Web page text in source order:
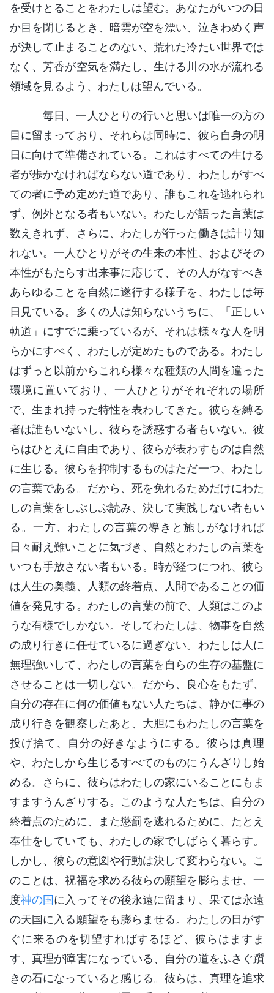
を受けとることをわたしは望む。あなたがいつの日
か目を閉じるとき、暗雲が空を漂い、泣きわめく声
が決して止まることのない、荒れた冷たい世界では
なく、芳香が空気を満たし、生ける川の水が流れる
領域を見るよう、わたしは望んでいる。
毎日、一人ひとりの行いと思いは唯一の方の
目に留まっており、それらは同時に、彼ら自身の明
日に向けて準備されている。これはすべての生ける
者が歩かなければならない道であり、わたしがすべ
ての者に予め定めた道であり、誰もこれを逃れられ
ず、例外となる者もいない。わたしが語った言葉は
数えきれず、さらに、わたしが行った働きは計り知
れない。一人ひとりがその生来の本性、およびその
本性がもたらす出来事に応じて、その人がなすべき
あらゆることを自然に遂行する様子を、わたしは毎
日見ている。多くの人は知らないうちに、「正しい
軌道」にすでに乗っているが、それは様々な人を明
らかにすべく、わたしが定めたものである。わたし
はずっと以前からこれら様々な種類の人間を違った
環境に置いており、一人ひとりがそれぞれの場所
で、生まれ持った特性を表わしてきた。彼らを縛る
者は誰もいないし、彼らを誘惑する者もいない。彼
らはひとえに自由であり、彼らが表わすものは自然
に生じる。彼らを抑制するものはただ一つ、わたし
の言葉である。だから、死を免れるためだけにわた
しの言葉をしぶしぶ読み、決して実践しない者もい
る。一方、わたしの言葉の導きと施しがなければ
日々耐え難いことに気づき、自然とわたしの言葉を
いつも手放さない者もいる。時が経つにつれ、彼ら
は人生の奥義、人類の終着点、人間であることの価
値を発見する。わたしの言葉の前で、人類はこのよ
うな有様でしかない。そしてわたしは、物事を自然
の成り行きに任せているに過ぎない。わたしは人に
無理強いして、わたしの言葉を自らの生存の基盤に
させることは一切しない。だから、良心をもたず、
自分の存在に何の価値もない人たちは、静かに事の
成り行きを観察したあと、大胆にもわたしの言葉を
投げ捨て、自分の好きなようにする。彼らは真理
や、わたしから生じるすべてのものにうんざりし始
める。さらに、彼らはわたしの家にいることにもま
すますうんざりする。このような人たちは、自分の
終着点のために、また懲罰を逃れるために、たとえ
奉仕をしていても、わたしの家でしばらく暮らす。
しかし、彼らの意図や行動は決して変わらない。こ
のことは、祝福を求める彼らの願望を膨らませ、一
度神の国に入ってその後永遠に留まり、果ては永遠
の天国に入る願望をも膨らませる。わたしの日がす
ぐに来るのを切望すればするほど、彼らはますま
す、真理が障害になっている、自分の道をふさぐ躓
きの石になっていると感じる。彼らは、真理を追求